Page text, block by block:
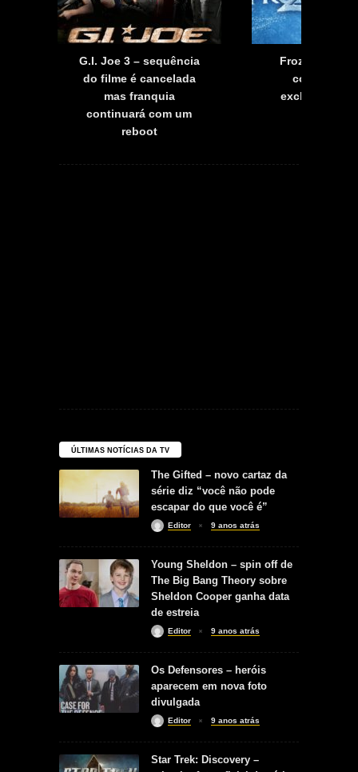
G.I. Joe 3 – sequência
do filme é cancelada
mas franquia
continuará com um
reboot
Frozen 2 –
conta
exclusivos
ÚLTIMAS NOTÍCIAS DA TV
The Gifted – novo cartaz da
série diz “você não pode
escapar do que você é”
Editor 9 anos atrás
Young Sheldon – spin off de
The Big Bang Theory sobre
Sheldon Cooper ganha data
de estreia
Editor 9 anos atrás
Os Defensores – heróis
aparecem em nova foto
divulgada
Editor 9 anos atrás
Star Trek: Discovery –